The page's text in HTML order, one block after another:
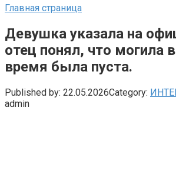
Главная страница
Девушка указала на
отец понял, что могила
время была пуста.
Published by: 22.05.2026Category:
admin